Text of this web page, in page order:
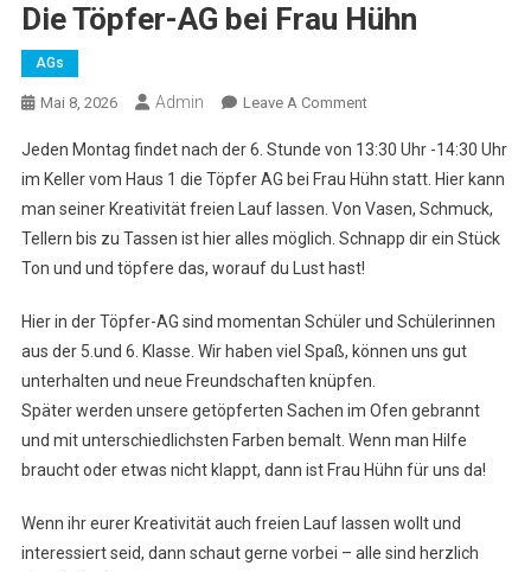
Die Töpfer-AG bei Frau Hühn
AGs
Mai 8, 2026 Admin Leave A CommentOn
Töpfer-
AG
Bei
Frau
Jeden Montag findet nach der 6. Stunde von 13:30 Uhr -14:30 Uhr
im Keller vom Haus 1 die Töpfer AG bei Frau Hühn statt. Hier kann
man seiner Kreativität freien Lauf lassen. Von Vasen, Schmuck,
Tellern bis zu Tassen ist hier alles möglich. Schnapp dir ein Stück
Ton und und töpfere das, worauf du Lust hast!
Hier in der Töpfer-AG sind momentan Schüler und Schülerinnen
aus der 5.und 6. Klasse. Wir haben viel Spaß, können uns gut
unterhalten und neue Freundschaften knüpfen.
Später werden unsere getöpferten Sachen im Ofen gebrannt
und mit unterschiedlichsten Farben bemalt. Wenn man Hilfe
braucht oder etwas nicht klappt, dann ist Frau Hühn für uns da!
Wenn ihr eurer Kreativität auch freien Lauf lassen wollt und
interessiert seid, dann schaut gerne vorbei – alle sind herzlich